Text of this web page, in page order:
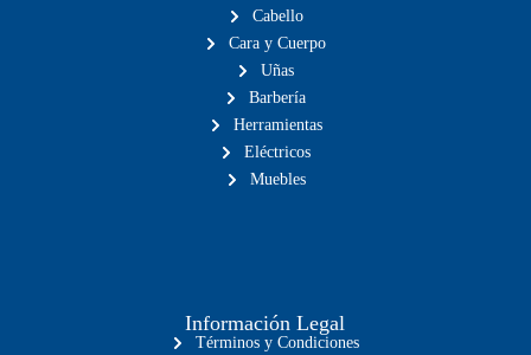
Cabello
Cara y Cuerpo
Uñas
Barbería
Herramientas
Eléctricos
Muebles
Información Legal
Términos y Condiciones